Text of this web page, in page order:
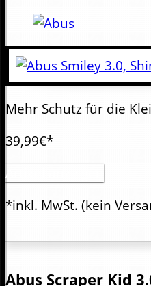
Mehr Schutz für die
39,99€*
Artikel anzeigen
*inkl. MwSt. (kein
Abus Scraper Kid